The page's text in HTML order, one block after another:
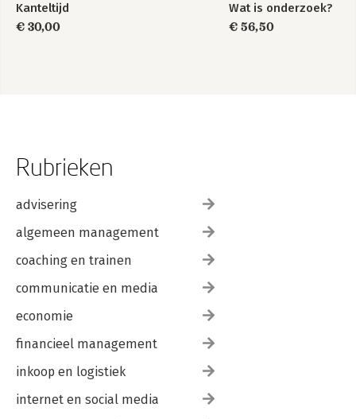
Kanteltijd
€ 30,00
Wat is onderzoek?
€ 56,50
Rubrieken
advisering
algemeen management
coaching en trainen
communicatie en media
economie
financieel management
inkoop en logistiek
internet en social media